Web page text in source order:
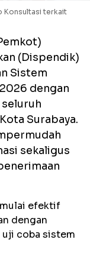
Konsultasi terkait
(Dispendik)
Sistem
dengan
Surabaya.
sekaligus
efektif
dengan
uji coba sistem